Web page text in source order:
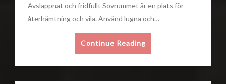
Avslappnat och fridfullt Sovrummet är en plats för
återhämtning och vila. Använd lugna och…
Continue Reading